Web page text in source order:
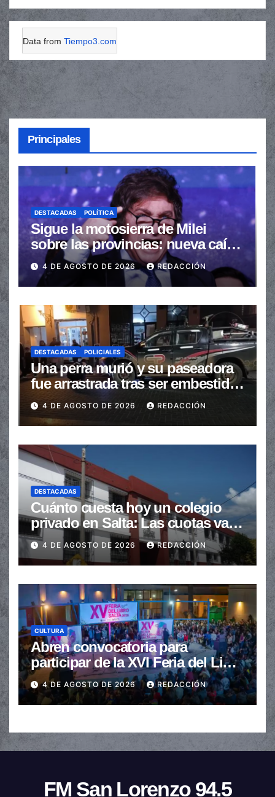
Data from Tiempo3.com
Principales
DESTACADAS POLÍTICA
Sigue la motosierra de Milei
sobre las provincias: nueva caída
de las transferencias no
automáticas
4 DE AGOSTO DE 2026 REDACCIÓN
DESTACADAS POLICIALES
Una perra murió y su paseadora
fue arrastrada tras ser embestidas
en la senda peatonal
4 DE AGOSTO DE 2026 REDACCIÓN
DESTACADAS
Cuánto cuesta hoy un colegio
privado en Salta: Las cuotas van
de $110.000 a más de $600.000
4 DE AGOSTO DE 2026 REDACCIÓN
CULTURA
Abren convocatoria para
participar de la XVI Feria del Libro
de Salta
4 DE AGOSTO DE 2026 REDACCIÓN
FM San Lorenzo 94.5